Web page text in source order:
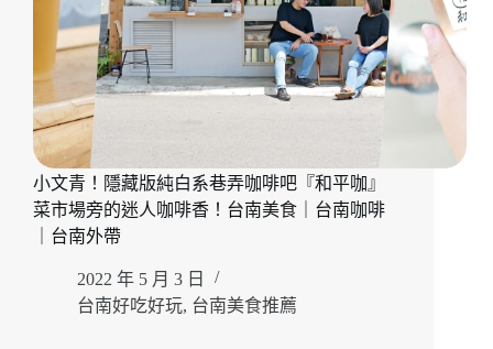
小文青！隱藏版純白系巷弄咖啡吧『和平咖』
菜市場旁的迷人咖啡香！台南美食｜台南咖啡
｜台南外帶
2022 年 5 月 3 日
台南好吃好玩, 台南美食推薦